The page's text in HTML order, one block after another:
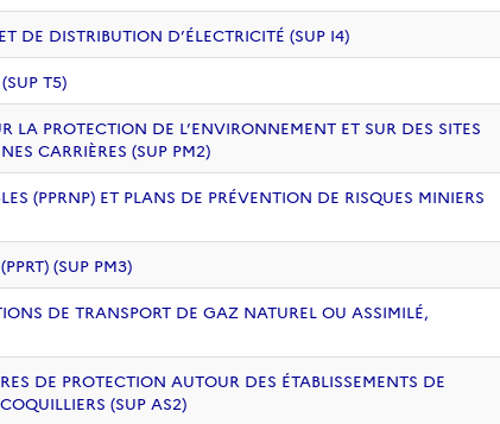
DE DISTRIBUTION D’ÉLECTRICITÉ (SUP I4)
T5)
LA PROTECTION DE L’ENVIRONNEMENT ET SUR DES SITES
CARRIÈRES (SUP PM2)
(PPRNP) ET PLANS DE PRÉVENTION DE RISQUES MINIERS
(SUP PM3)
DE TRANSPORT DE GAZ NATUREL OU ASSIMILÉ,
DE PROTECTION AUTOUR DES ÉTABLISSEMENTS DE
(SUP AS2)